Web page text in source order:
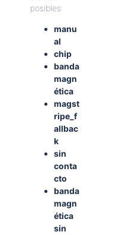
posibles:
manu
al
chip
banda
magn
ética
magst
ripe_f
allbac
k
sin
conta
cto
banda
magn
ética
sin